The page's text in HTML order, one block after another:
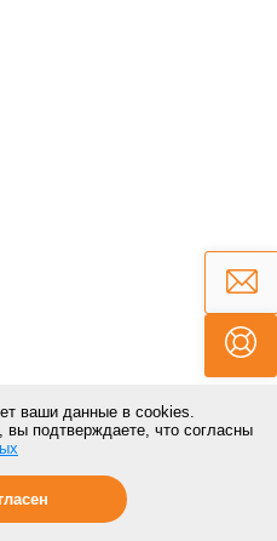
ваши данные в cookies.
вы подтверждаете, что согласны